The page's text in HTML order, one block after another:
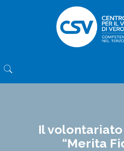
Il
“Merita